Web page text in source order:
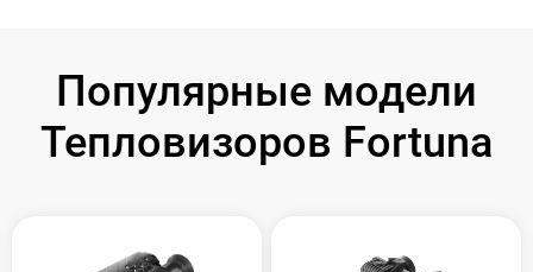
Популярные модели
Тепловизоров Fortuna